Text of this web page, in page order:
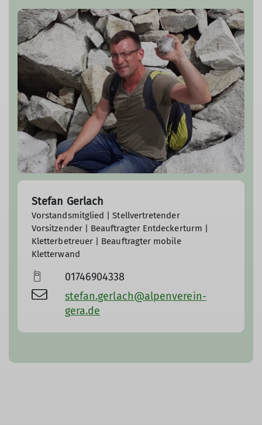
Stefan Gerlach
Vorstandsmitglied | Stellvertretender
Vorsitzender | Beauftragter Entdeckerturm |
Kletterbetreuer | Beauftragter mobile
Kletterwand
01746904338
stefan.gerlach@alpenverein-
gera.de